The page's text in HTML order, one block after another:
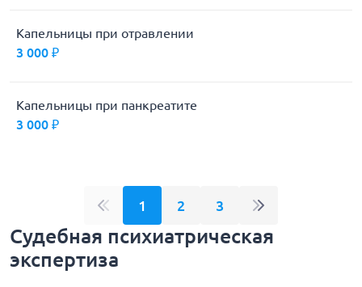
Капельницы при отравлении
3 000 ₽
Капельницы при панкреатите
3 000 ₽
1 2 3
Судебная психиатрическая
экспертиза